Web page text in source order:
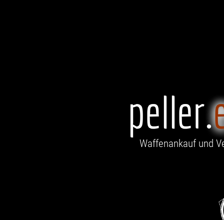
peller.
Waffenankauf und